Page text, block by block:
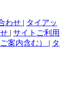
わせ | タイアッ
| サイトご利用
案内含む） | タ